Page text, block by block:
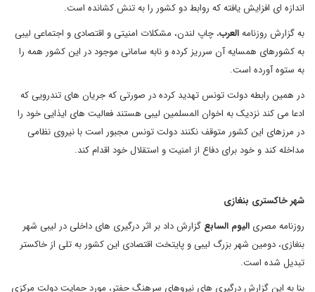
اندازه ای افزایش یافته که روابط دو کشور را به تنش کشانده است.
به گزارش روزنامهالعرب، چاپ لندن، مشکلات امنیتی و اقتصادی و اجتماعی لیبی
به کشورهای همسایه آن سرریز کرده و نابه سامانی موجود در این کشور همه را
به ستوه آورده است.
در همین رابطه دولت تونس تهدید کرده در صورتی که جریان های تندرویی که
ادعا می کند نزدیک به اخوان المسلمین لیبی هستند فعالیت های ایذایی خود را
در مرزهای این کشور متوقف نکنند دولت تونس مجبور است با نیروی نظامی
مداخله کند و خود برای دفاع از امنیت و استقلال خود اقدام کند.
شهر خاکستری بنغازی
روزنامه مصری الیوم السابع گزارش داد بر اثر درگیری های داخلی در لیبی شهر
بنغازی، دومین شهر بزرگ لیبی و پایتخت اقتصادی این کشور به تلی از خاکستر
تبدیل شده است.
بنا به این گزارش درگیری های نیروهای سرهنگ حفتر، مورد حمایت دولت مرکزی